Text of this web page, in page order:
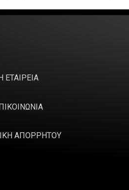
ΕΤΑΙΡΕΙΑ
ΑΠΟΡΡΗΤΟΥ